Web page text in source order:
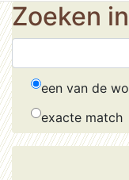
Zoeken
een van de
exacte match